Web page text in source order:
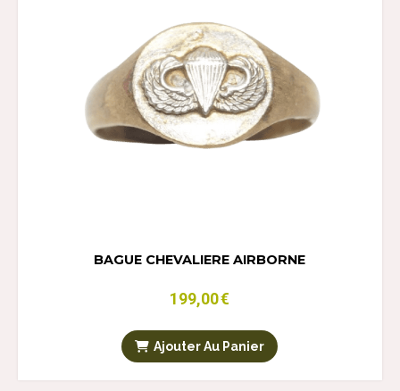
BAGUE CHEVALIERE AIRBORNE
199,00€
Ajouter Au Panier